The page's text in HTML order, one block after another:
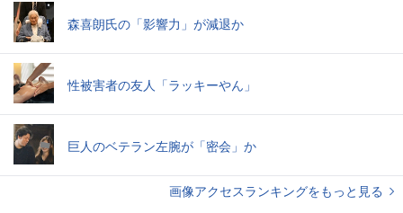
森喜朗氏の「影響力」が減退か
性被害者の友人「ラッキーやん」
巨人のベテラン左腕が「密会」か
画像アクセスランキングをもっと見る